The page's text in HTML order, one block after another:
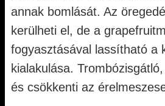
annak bomlását. Az
kerülheti el, de a
fogyasztásával lassítható a
kialakulása.
és csökkenti az